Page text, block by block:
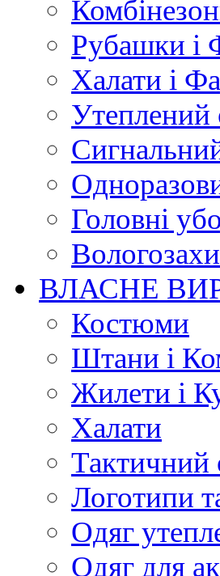
Рубашки і
Халати і
Утеплений
Головні
ВЛАСНЕ
Костюми
Штани і
Жилети і
Халати
Тактичний
Логотипи
Одяг
Одяг для